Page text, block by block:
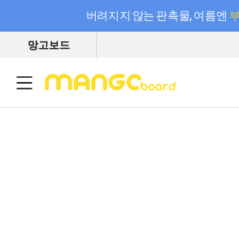
버려지지 않는 판촉물, 여름엔
필요한 만큼 충전하고 끊김 없이 작업하세요!
망고보드